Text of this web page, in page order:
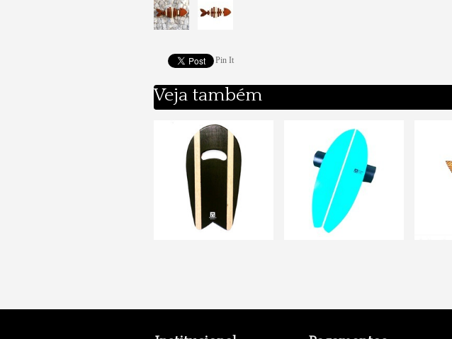
Pin It
Veja também